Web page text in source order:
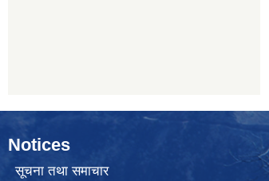
Notices
सूचना तथा समाचार